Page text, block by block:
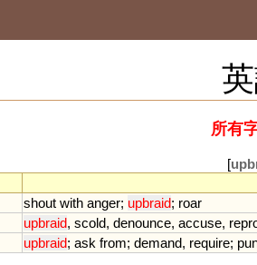
所有
[
shout with anger; upbraid; roar
upbraid, scold, denounce, accuse,
upbraid; ask from; demand, require;